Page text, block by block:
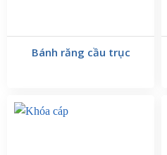
Bầu phanh thủy lựcđược thiết kế
chính hoạt động đồng bộ:
Bánh răng cầu trục